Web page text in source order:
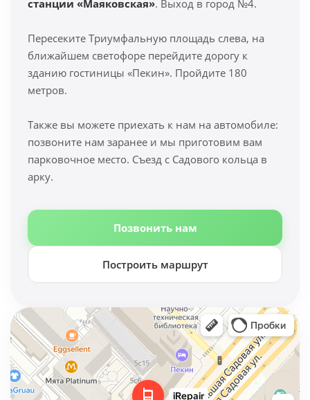
станции «Маяковская». Выход в город №4.
Пересеките Триумфальную площадь слева, на
ближайшем светофоре перейдите дорогу к
зданию гостиницы «Пекин». Пройдите 180
метров.
Также вы можете приехать к нам на автомобиле:
позвоните нам заранее и мы приготовим вам
парковочное место. Съезд с Садового кольца в
арку.
Позвонить нам
Построить маршрут